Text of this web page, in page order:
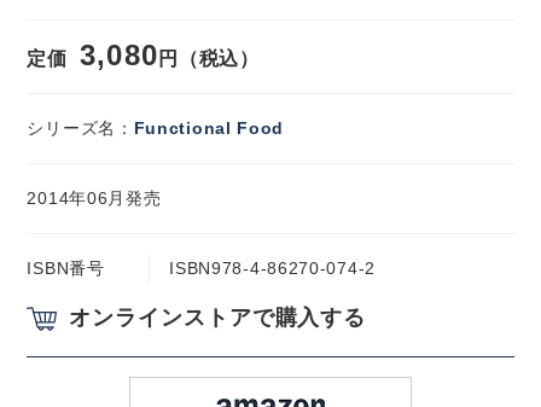
定価 3,080 円（税込）
シリーズ名： Functional Food
2014年06月発売
ISBN番号 ISBN978-4-86270-074-2
オンラインストアで購入する